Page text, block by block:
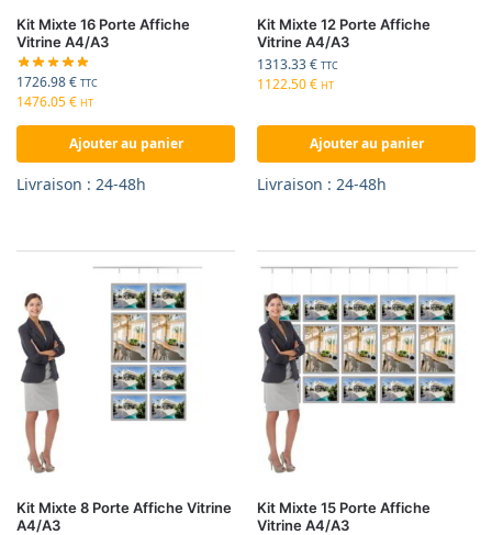
Kit Mixte 16 Porte Affiche
Vitrine A4/A3
1726.98€ TTC
1476.05€ HT
Ajouter au panier
Livraison : 24-48h
Kit Mixte 12 Porte Affiche
Vitrine A4/A3
1313.33€ TTC
1122.50€ HT
Ajouter au panier
Livraison : 24-48h
Kit Mixte 8 Porte Affiche Vitrine
A4/A3
Kit Mixte 15 Porte Affiche
Vitrine A4/A3